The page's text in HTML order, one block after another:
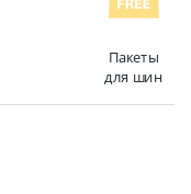
Пакеты
для шин